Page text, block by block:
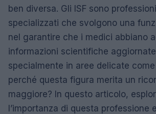
ben diversa. Gli ISF sono
specializzati che svolgono una
nel garantire che i medici abbiano
informazioni scientifiche
specialmente in aree delicate
perché questa figura merita un
maggiore? In questo articolo,
l’importanza di questa professione